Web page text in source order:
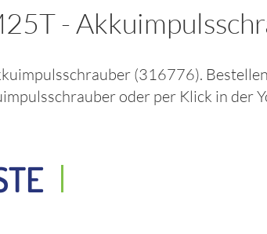
-
(316776).
oder per Klick in der